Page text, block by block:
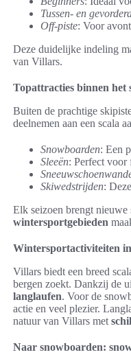
Tussen- en
Off-piste: Voor
Deze duidelijke indeling
van Villars.
Topattracties binnen het
Buiten de prachtige
deelnemen aan een scala
Snowboarden: Een
Sleeën: Perfect voor
Skiwedstrijden:
Elk seizoen brengt
wintersportgebieden
Wintersportactiviteiten
Villars biedt een breed
bergen zoekt. Dankzij de
langlaufen. Voor de
actie en veel plezier.
natuur van Villars met
Naar snowboarden: